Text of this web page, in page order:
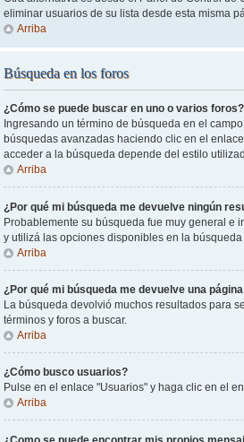
eliminar usuarios de su lista desde esta misma
Arriba
Búsqueda en los foros
¿Cómo se puede buscar en uno o varios foros?
Ingresando un término de búsqueda en el
búsquedas avanzadas haciendo clic en el
acceder a la búsqueda depende del estilo
Arriba
¿Por qué mi búsqueda me devuelve ningún
Probablemente su búsqueda fue muy general e
y utilizá las opciones disponibles en la
Arriba
¿Por qué mi búsqueda me devuelve una
La búsqueda devolvió muchos resultados para
términos y foros a buscar.
Arriba
¿Cómo busco usuarios?
Pulse en el enlace "Usuarios" y haga clic en el
Arriba